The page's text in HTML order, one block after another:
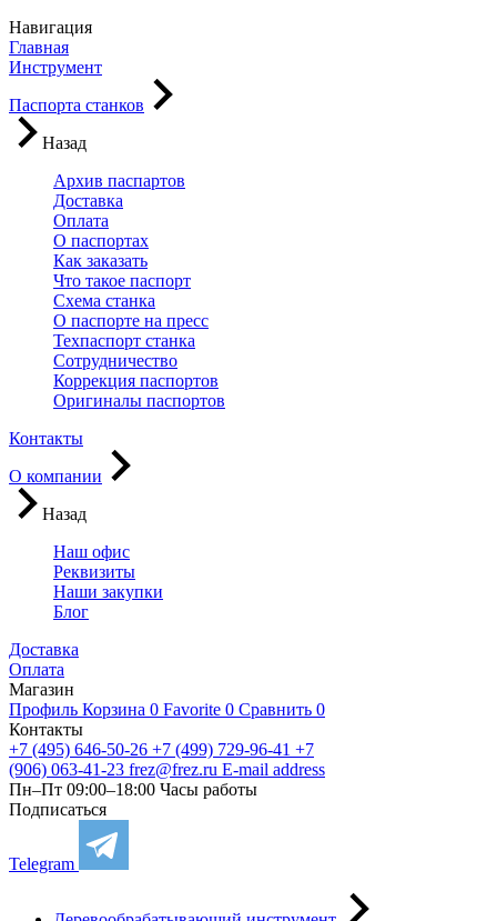
Навигация
Главная
Инструмент
Паспорта станков
Назад
Архив паспартов
Доставка
Оплата
О паспортах
Как заказать
Что такое паспорт
Схема станка
О паспорте на пресс
Техпаспорт станка
Сотрудничество
Коррекция паспортов
Оригиналы паспортов
Контакты
О компании
Назад
Наш офис
Реквизиты
Наши закупки
Блог
Доставка
Оплата
Магазин
Профиль Корзина 0 Favorite 0 Сравнить 0
Контакты
+7 (495) 646-50-26 +7 (499) 729-96-41 +7
(906) 063-41-23 frez@frez.ru E-mail address
Пн–Пт 09:00–18:00 Часы работы
Подписаться
Telegram